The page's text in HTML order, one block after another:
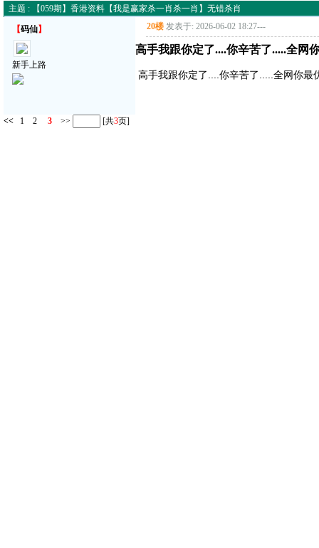
主题 : 【059期】香港资料【我是赢家杀一肖杀一肖】无错杀肖
【码仙】
新手上路
20楼 发表于: 2026-06-02 18:27---
高手我跟你定了....你辛苦了.....全网
高手我跟你定了....你辛苦了.....全网你最
<< 1 2 3 >> [共3页]